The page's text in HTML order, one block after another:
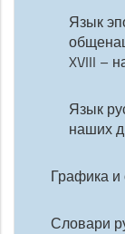
Язык
XVIII –
Язык
наших
Графика и
Словари